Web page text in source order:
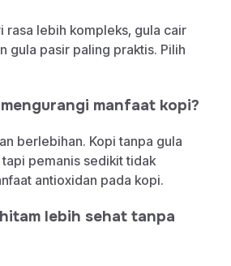
rasa lebih kompleks, gula cair
gula pasir paling praktis. Pilih
manfaat kopi?
berlebihan. Kopi tanpa gula
pemanis sedikit tidak
antioxidan pada kopi.
lebih sehat tanpa